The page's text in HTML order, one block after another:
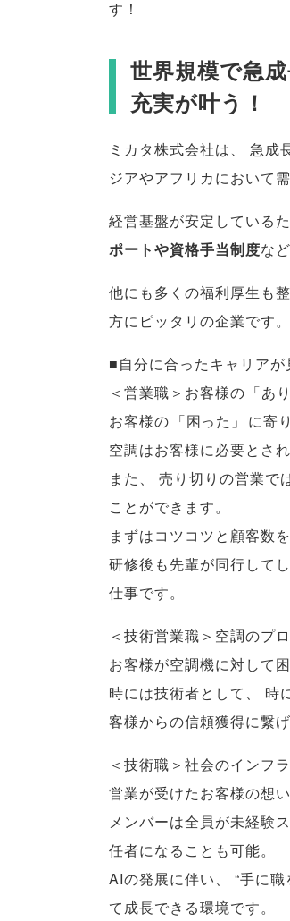
す！
世界規模で急
充実が叶う！
ミカタ株式会社は、 急成
ジアやアフリカにおいて
経営基盤が安定している
ポートや資格手当制度など
他にも多くの福利厚生も
方にピッタリの企業です。
■自分に合ったキャリア
＜営業職＞お客様の 「あ
お客様の 「困った 」 に寄
空調はお客様に必要とさ
また 、 売り切りの営業で
ことができます。
まずはコツコツと顧客数
研修後も先輩が同行して
仕事です。
＜技術営業職＞空調のプ
お客様が空調機に対して
時には技術者として 、 時
客様からの信頼獲得に繋
＜技術職＞社会のインフ
営業が受けたお客様の想
メンバーは全員が未経験
任者になることも可能。
AIの発展に伴い、 “手に
て成長できる環境です。